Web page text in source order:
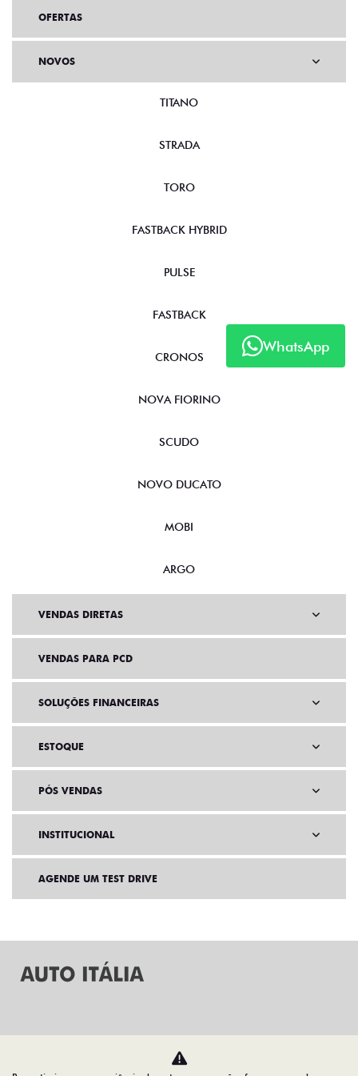
WhatsApp
OFERTAS
NOVOS
TITANO
STRADA
TORO
FASTBACK HYBRID
PULSE
FASTBACK
CRONOS
NOVA FIORINO
SCUDO
NOVO DUCATO
MOBI
ARGO
VENDAS DIRETAS
VENDAS PARA PCD
SOLUÇÕES FINANCEIRAS
ESTOQUE
PÓS VENDAS
INSTITUCIONAL
AGENDE UM TEST DRIVE